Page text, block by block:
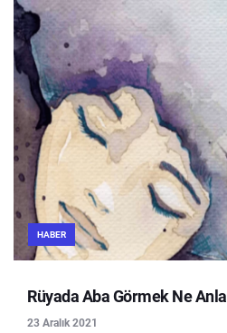
HABER
Rüyada Aba Görmek Ne
23 Aralık 2021